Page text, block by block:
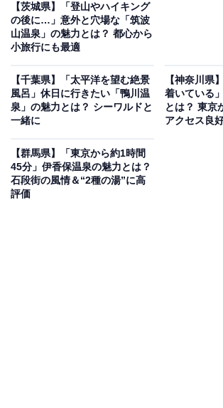
銀山温泉の代名詞は、夕暮れから灯るガ
の温泉街を柔らかく照らす光と、雪化粧
て作り出す幻想的な風景は、SNSでも非
温泉街の奥には、高さ22メートルの「
つての銀山坑道跡を利用した「銀坑洞」
史を感じられるスポットがあります。ま
は秋には鮮やかな紅葉に彩られ、季節ご
しめます。
【茨城県】「登山やハイキング
の後に…」意外と穴場な「筑波
山温泉」の魅力とは？ 都心から
小旅行にも最適
【千葉県】「太平洋を望む絶景
風呂」休日に行きたい「鴨川温
泉」の魅力とは？ シーワルドと
一緒に
【神奈川県
着いている
とは？ 東京
アクセス良
【群馬県】「東京から約1時間
45分」伊香保温泉の魅力とは？
石段街の風情＆“2種の湯”に高
評価